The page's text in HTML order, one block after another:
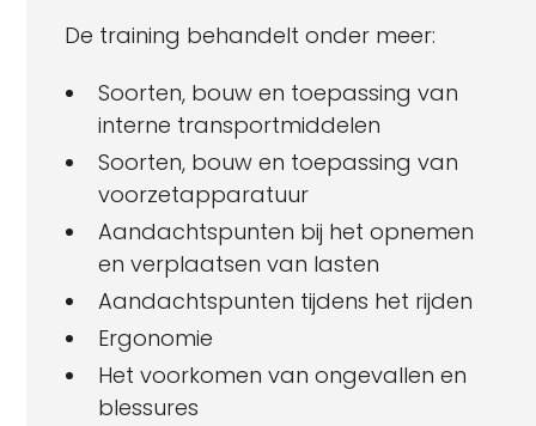
De training behandelt onder meer:
Soorten, bouw en toepassing van
interne transportmiddelen
Soorten, bouw en toepassing van
voorzetapparatuur
Aandachtspunten bij het opnemen
en verplaatsen van lasten
Aandachtspunten tijdens het rijden
Ergonomie
Het voorkomen van ongevallen en
blessures